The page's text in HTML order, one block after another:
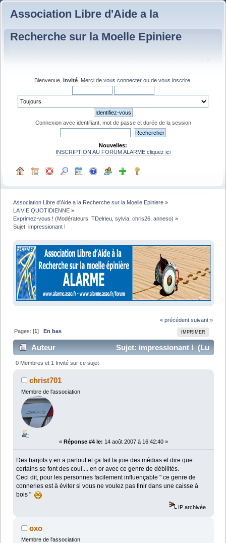
Association Libre d'Aide a la
Recherche sur la Moelle Epiniere
Bienvenue, Invité . Merci de vous connecter ou de vous inscrire
Connexion avec identifiant, mot de passe et durée de la session
Nouvelles:
INSCRIPTION AU FORUM ALARME cliquez ici
Association Libre d'Aide a la Recherche sur la Moelle Epiniere »
LA VIE QUOTIDIENNE »
Exprimez-vous ! (Modérateurs:TDelrieu ,sylvia ,chris26 ,anneso) »
Sujet:impressionant !
« précédent suivant »
IMPRIMER
Pages: [1] En bas
Auteur
Sujet: impressionant ! (Lu
6234 fois)
0 Membres et 1 Invité sur ce sujet
christ701
Membre de l'association
« Réponse #4 le: 14 août 2007 à 16:42:40 »
Des barjots y en a partout et ça fait la joie des médias et dire que
certains se font des coui.... en or avec ce genre de débilités.
Ceci dit, pour les personnes facilement influençable " ce genre de
conneries est à éviter si vous ne voulez pas finir dans une caisse à
bois "
IP archivée
oxo
Membre de l'association